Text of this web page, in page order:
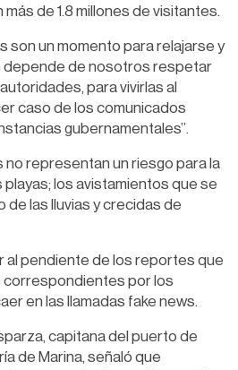
de 1.8 millones de visitantes.
son un momento para relajarse y
depende de nosotros respetar
para vivirlas al
caso de los comunicados
gubernamentales”.
no representan un riesgo para la
los avistamientos que se
las lluvias y crecidas de
al pendiente de los reportes que
correspondientes por los
en las llamadas fake news.
capitana del puerto de
de Marina, señaló que